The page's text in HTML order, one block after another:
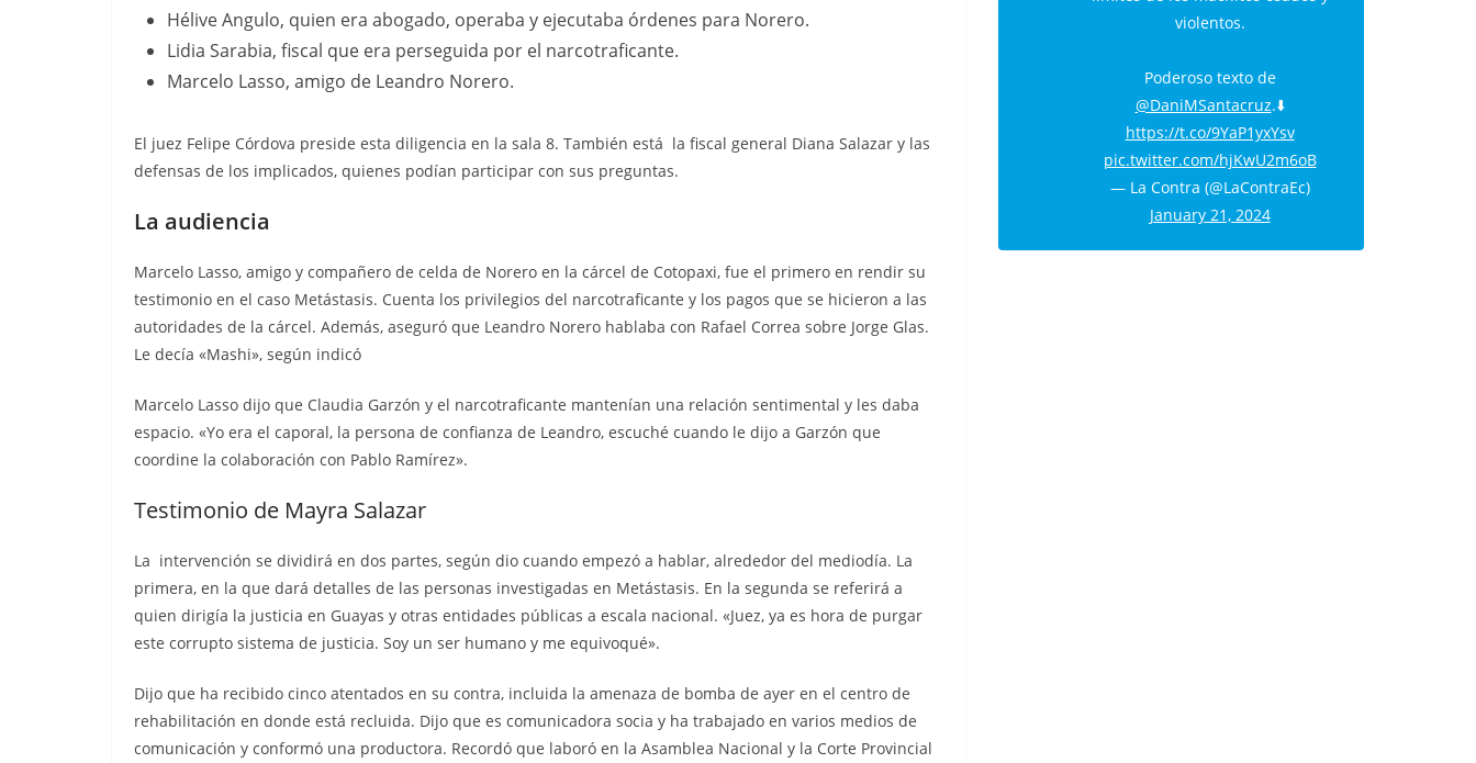
Hélive Angulo, quien era abogado, operaba y ejecutaba órdenes para Norero.
Lidia Sarabia, fiscal que era perseguida por el narcotraficante.
Marcelo Lasso, amigo de Leandro Norero.
El juez Felipe Córdova preside esta diligencia en la sala 8. También está la fiscal general Diana Salazar y las
defensas de los implicados, quienes podían participar con sus preguntas.
La audiencia
Marcelo Lasso, amigo y compañero de celda de Norero en la cárcel de Cotopaxi, fue el primero en rendir su
testimonio en el caso Metástasis. Cuenta los privilegios del narcotraficante y los pagos que se hicieron a las
autoridades de la cárcel. Además, aseguró que Leandro Norero hablaba con Rafael Correa sobre Jorge Glas.
Le decía «Mashi», según indicó
Marcelo Lasso dijo que Claudia Garzón y el narcotraficante mantenían una relación sentimental y les daba
espacio. «Yo era el caporal, la persona de confianza de Leandro, escuché cuando le dijo a Garzón que
coordine la colaboración con Pablo Ramírez».
Testimonio de Mayra Salazar
La intervención se dividirá en dos partes, según dio cuando empezó a hablar, alrededor del mediodía. La
primera, en la que dará detalles de las personas investigadas en Metástasis. En la segunda se referirá a
quien dirigía la justicia en Guayas y otras entidades públicas a escala nacional. «Juez, ya es hora de purgar
este corrupto sistema de justicia. Soy un ser humano y me equivoqué».
Dijo que ha recibido cinco atentados en su contra, incluida la amenaza de bomba de ayer en el centro de
rehabilitación en donde está recluida. Dijo que es comunicadora socia y ha trabajado en varios medios de
comunicación y conformó una productora. Recordó que laboró en la Asamblea Nacional y la Corte Provincial
violentos.
Poderoso texto de
@DaniMSantacruz.⬇️
https://t.co/9YaP1yxYsv
pic.twitter.com/hjKwU2m6oB
— La Contra (@LaContraEc)
January 21, 2024